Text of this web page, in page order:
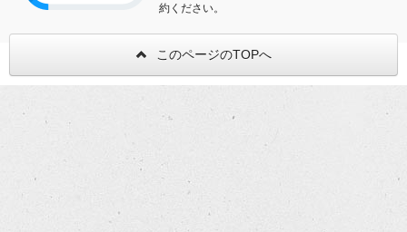
約ください。
このページのTOPへ